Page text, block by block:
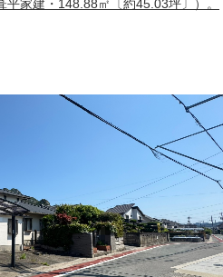
家建・148.88㎡〔約45.03坪〕）。